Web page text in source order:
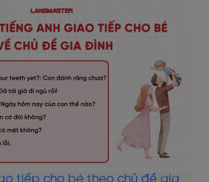
tiếp cho bé theo chủ đề gia